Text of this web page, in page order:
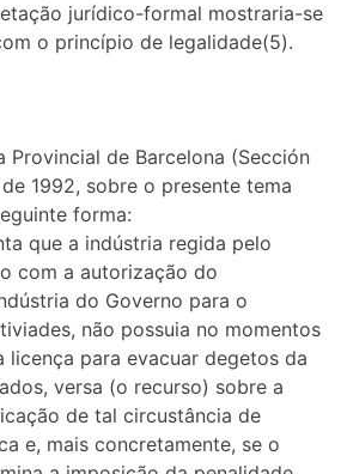
jurídico-formal mostraria-se
o princípio de legalidade(5).
Provincial de Barcelona (Sección
1992, sobre o presente tema
forma:
que a indústria regida pelo
com a autorização do
do Governo para o
não possuia no momentos
para evacuar degetos da
versa (o recurso) sobre a
de tal circustância de
e, mais concretamente, se o